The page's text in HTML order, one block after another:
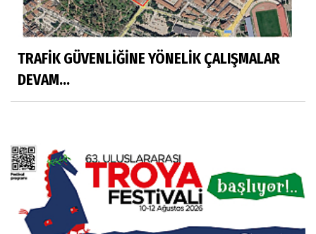
TRAFİK GÜVENLİĞİNE YÖNELİK ÇALIŞMALAR
DEVAM...